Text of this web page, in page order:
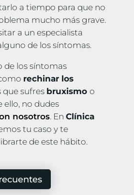
a tiempo para que no
mucho más grave.
a un especialista
de los síntomas.
de los síntomas
rechinar los
que sufres bruxismo o
ello, no dudes
nosotros. En Clínica
tu caso y te
de este hábito.